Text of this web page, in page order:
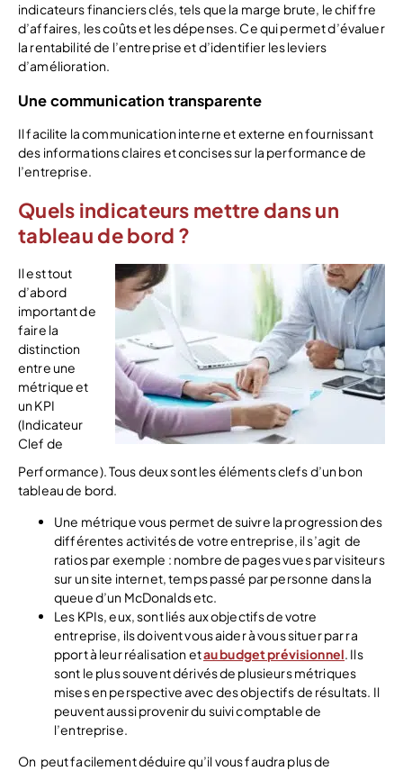
indicateurs financiers clés, tels que la marge brute, le chiffre
d’affaires, les coûts et les dépenses. Ce qui permet d’évaluer
la rentabilité de l’entreprise et d’identifier les leviers
d’amélioration.
Une communication transparente
Il facilite la communication interne et externe en fournissant
des informations claires et concises sur la performance de
l’entreprise.
Quels indicateurs mettre dans un
tableau de bord ?
Il est tout
d’abord
important de
faire la
distinction
entre une
métrique et
un KPI
(Indicateur
Clef de
Performance). Tous deux sont les éléments clefs d’un bon
tableau de bord.
Une métrique vous permet de suivre la progression des
différentes activités de votre entreprise, il s’agit de
ratios par exemple : nombre de pages vues par visiteurs
sur un site internet, temps passé par personne dans la
queue d’un McDonalds etc.
Les KPIs, eux, sont liés aux objectifs de votre
entreprise, ils doivent vous aider à vous situer par ra
pport à leur réalisation etau budget prévisionnel. Ils
sont le plus souvent dérivés de plusieurs métriques
mises en perspective avec des objectifs de résultats. Il
peuvent aussi provenir du suivi comptable de
l’entreprise.
On peut facilement déduire qu’il vous faudra plus de